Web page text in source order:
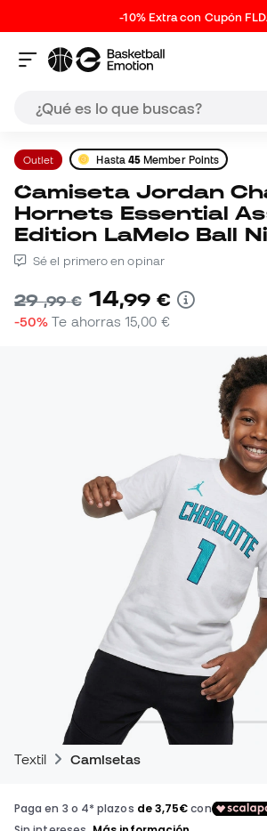
-10% Extra con Cupón
Outlet Hasta 45 Member Points
Camiseta Jordan Charlotte
Hornets Essential
Edition LaMelo Ball
Sé el primero en opinar
29,99 € 14,99 €
-50% Te ahorras15,00 €
Textil Camisetas